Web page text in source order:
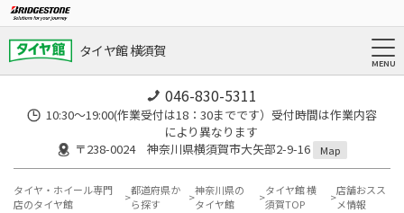
タイヤ館 横須賀
046-830-5311
10:30～19:00(作業受付は18：30までです）受付時間は作業内容
により異なります
〒238-0024 神奈川県横須賀市大矢部2-9-16
Map
タイヤ・ホイール専門
店のタイヤ館
都道府県か
ら探す
神奈川県の
タイヤ館
タイヤ館 横
須賀TOP
店舗おスス
メ情報